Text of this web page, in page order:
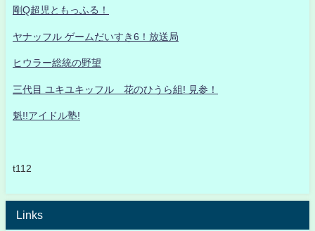
剛Q超児ともっふる！
ヤナッフル ゲームだいすき6！放送局
ヒウラー総統の野望
三代目 ユキユキッフル 花のひうら組! 見参！
魁!!アイドル塾!
t112
Links